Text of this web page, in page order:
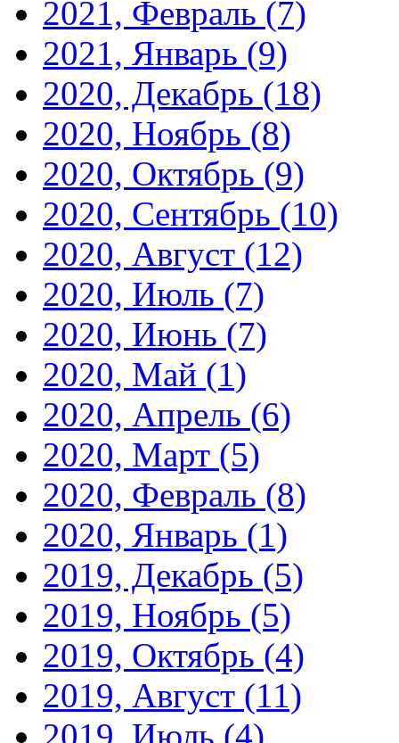
2021, Февраль (7)
2021, Январь (9)
2020, Декабрь (18)
2020, Ноябрь (8)
2020, Октябрь (9)
2020, Сентябрь (10)
2020, Август (12)
2020, Июль (7)
2020, Июнь (7)
2020, Май (1)
2020, Апрель (6)
2020, Март (5)
2020, Февраль (8)
2020, Январь (1)
2019, Декабрь (5)
2019, Ноябрь (5)
2019, Октябрь (4)
2019, Август (11)
2019, Июль (4)